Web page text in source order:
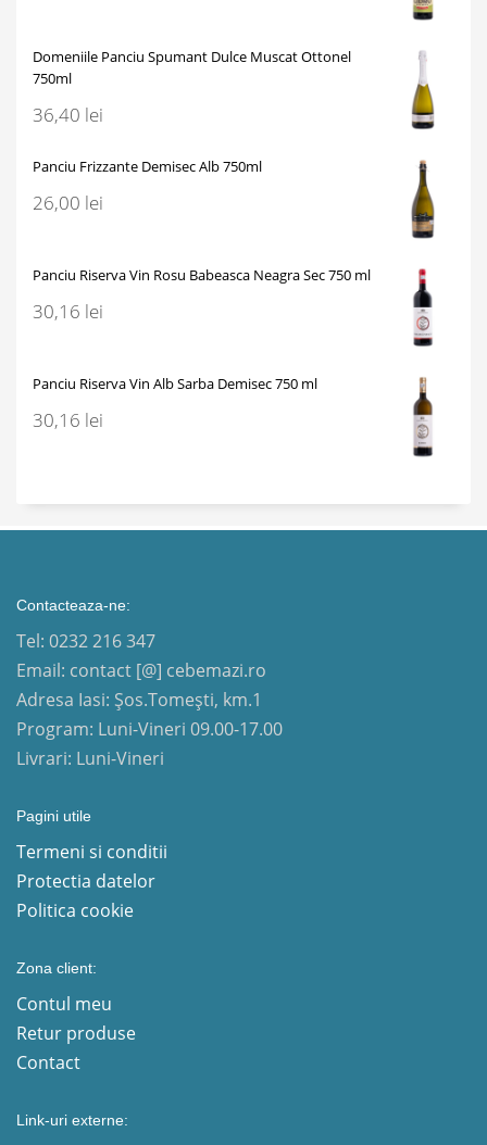
Domeniile Panciu Spumant Dulce Muscat Ottonel
750ml
36,40 lei
Panciu Frizzante Demisec Alb 750ml
26,00 lei
Panciu Riserva Vin Rosu Babeasca Neagra Sec 750 ml
30,16 lei
Panciu Riserva Vin Alb Sarba Demisec 750 ml
30,16 lei
Contacteaza-ne:
Tel: 0232 216 347
Email: contact [@] cebemazi.ro
Adresa Iasi: Șos.Tomești, km.1
Program: Luni-Vineri 09.00-17.00
Livrari: Luni-Vineri
Pagini utile
Termeni si conditii
Protectia datelor
Politica cookie
Zona client:
Contul meu
Retur produse
Contact
Link-uri externe: